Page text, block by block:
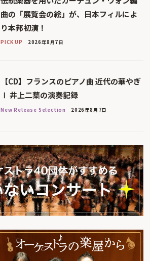
曲の「展覧会の絵」が、日本フィルによ
り本邦初演！
PICK UP 2026年8月7日
【CD】フランスのピアノ曲 近代の華やぎ
Ⅰ 井上二葉の演奏記録
New Release Selection 2026年8月7日